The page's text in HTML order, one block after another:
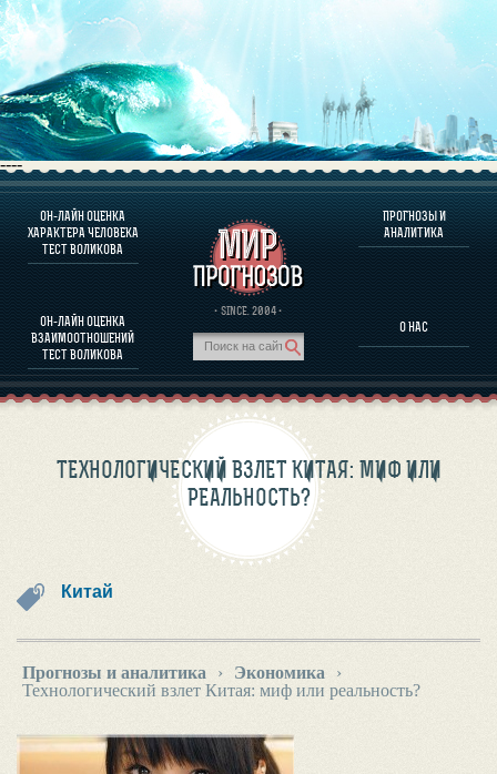
----
ОН-ЛАЙН ОЦЕНКА
ХАРАКТЕРА ЧЕЛОВЕКА
ТЕСТ ВОЛИКОВА
ОН-ЛАЙН ОЦЕНКА
ВЗАИМООТНОШЕНИЙ
ТЕСТ ВОЛИКОВА
· SINCE. 2004 ·
ПРОГНОЗЫ И
АНАЛИТИКА
О НАС
О ПРОГРАММЕ
ОЦЕНКА ХАРАКТЕРA ЧЕЛОВЕКА
ОЦЕНКА ХАРАКТЕРА ВЫДАЮЩИХСЯ ЛИЧНОСТЕЙ
О ПРОГРАММЕ
ПРОГНОЗЫ И АНАЛИТИКА
ТЕХНОЛОГИЧЕСКИЙ ВЗЛЕТ КИТАЯ: МИФ ИЛИ
РЕАЛЬНОСТЬ?
Китай
Прогнозы и аналитика › Экономика
›
Технологический взлет Китая: миф или реальность?